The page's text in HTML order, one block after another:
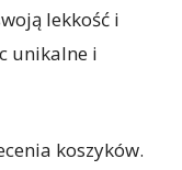
lekkość i
unikalne i
koszyków.